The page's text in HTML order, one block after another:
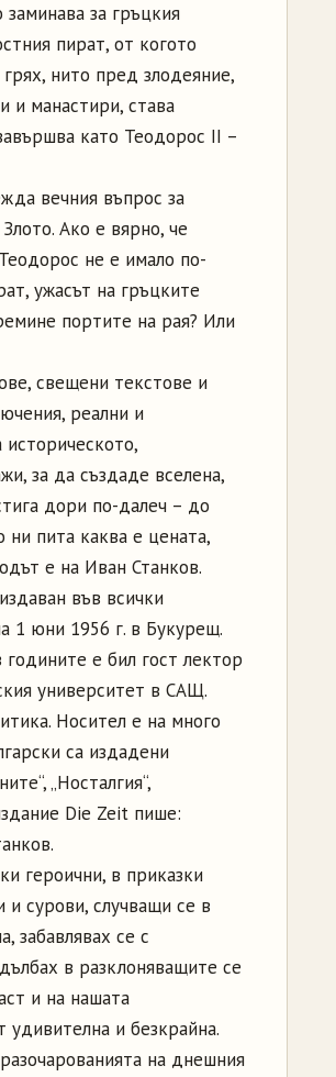
за гръцкия
пират, от когото
нито пред злодеяние,
и манастири, става
като Теодорос II –
вечния въпрос за
Ако е вярно, че
не е имало по-
ужасът на гръцките
портите на рая? Или
свещени текстове и
реални и
за да създаде вселена,
дори по-далеч – до
ни пита каква е цената,
е на Иван Станков.
във всички
1 юни 1956 г. в Букурещ.
е бил гост лектор
университет в САЩ.
Носител е на много
са издадени
„Носталгия“,
Die Zeit пише:
героични, в приказки
и сурови, случващи се в
забавлявах се с
в разклоняващите се
и на нашата
и безкрайна.
на днешния